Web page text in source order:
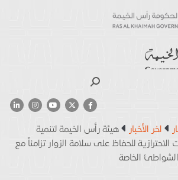
اخر الأخبار
هيئة رأس الخيمة لتنمية
الاحترازية للحفاظ على سلامة الزوار تزامناً مع
الخاصة